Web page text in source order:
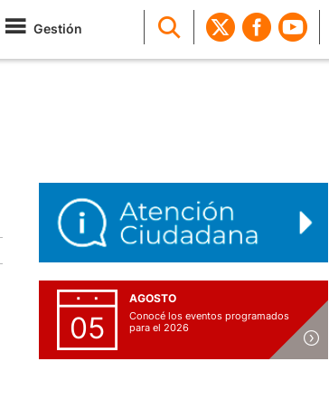
Gestión
05
AGOSTO
Conocé los eventos programados
para el 2026